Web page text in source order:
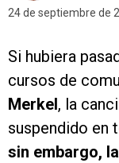
24 de septiembre de
Si hubiera
cursos de
Merkel, la
suspendido en
sin embargo,